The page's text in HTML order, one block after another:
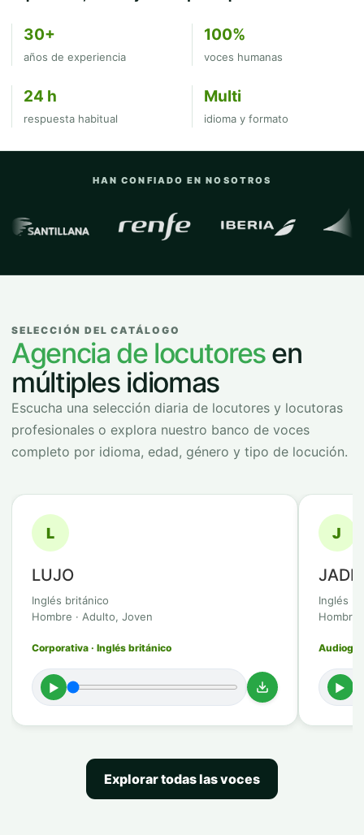
30+
años de experiencia
100%
voces humanas
24 h
respuesta habitual
Multi
idioma y formato
HAN CONFIADO EN NOSOTROS
Empresas y organizaciones con las
SELECCIÓN DEL CATÁLOGO
Agencia de locutoresen
múltiples idiomas
Escucha una selección diaria de locutores y locutoras
profesionales o explora nuestro banco de voces
completo por idioma, edad, género y tipo de locución.
L
LUJO
Inglés británico
Hombre · Adulto, Joven
Corporativa · Inglés británico
►
J
JADI
Inglés
Hombre
►
Explorar todas las voces